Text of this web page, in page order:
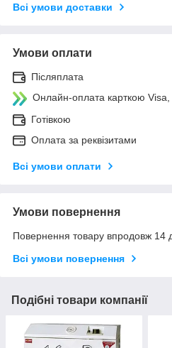
Всі умови доставки
Умови оплати
Післяплата
Онлайн-оплата карткою
Готівкою
Оплата за реквізитами
Всі умови оплати
Умови повернення
Повернення товару впродовж 14
Всі умови повернення
Подібні товари компанії